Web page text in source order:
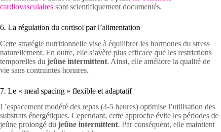
cardiovasculaires sont scientifiquement documentés.
6. La régulation du cortisol par l’alimentation
Cette stratégie nutritionnelle vise à équilibrer les hormones du stress
naturellement. En outre, elle s’avère plus efficace que les restrictions
temporelles du jeûne intermittent. Ainsi, elle améliore la qualité de
vie sans contraintes horaires.
7. Le « meal spacing » flexible et adaptatif
L’espacement modéré des repas (4-5 heures) optimise l’utilisation des
substrats énergétiques. Cependant, cette approche évite les périodes de
jeûne prolongé du jeûne intermittent. Par conséquent, elle maintient